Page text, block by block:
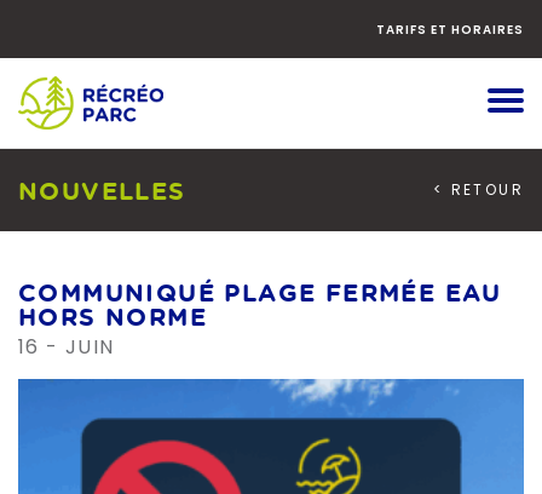
vers
bas
TARIFS ET HORAIRES
NOUVELLES < RETOUR
COMMUNIQUÉ PLAGE FERMÉE EAU
HORS NORME
16 - JUIN